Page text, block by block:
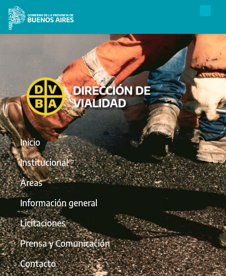
Inicio
Institucional
Áreas
Información general
Licitaciones
Prensa y Comunicación
Contacto